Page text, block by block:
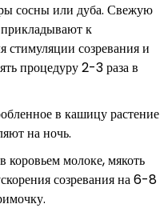
сосны или дуба. Свежую
к
созревания и
процедуру 2-3 раза в
в кашицу растение
на ночь.
молоке, мякоть
созревания на 6-8